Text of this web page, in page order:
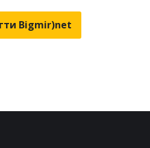
Bigmir)net